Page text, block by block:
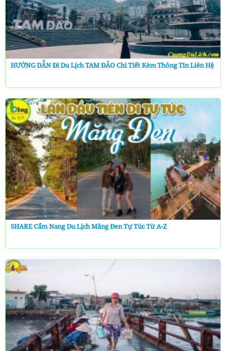
HƯỚNG DẪN Đi Du Lịch TAM ĐẢO Chi Tiết Kèm Thông Tin Liên Hệ
SHARE Cẩm Nang Du Lịch Măng Đen Tự Túc Từ A-Z